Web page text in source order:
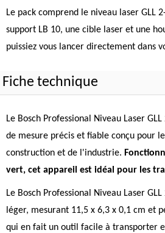
Le pack comprend le niveau laser GLL
support LB 10, une cible laser et une
puissiez vous lancer directement dans
Fiche technique
Le Bosch Professional Niveau Laser
de mesure précis et fiable conçu pour
construction et de l'industrie.
vert, cet appareil est idéal pour les
Le Bosch Professional Niveau Laser
léger, mesurant 11,5 x 6,3 x 0,1 cm et
qui en fait un outil facile à transporter